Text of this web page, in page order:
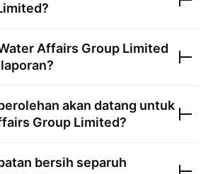
?
Affairs Group Limited
akan datang untuk
Group Limited?
bersih separuh